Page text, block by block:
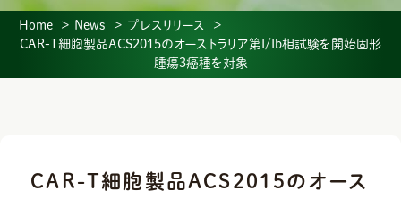
Home News
プレスリリース
CAR-T細胞製品ACS2015のオーストラリア第I/Ib相試験を開始固形
腫瘍3癌種を対象
CAR-T細胞製品ACS2015のオース